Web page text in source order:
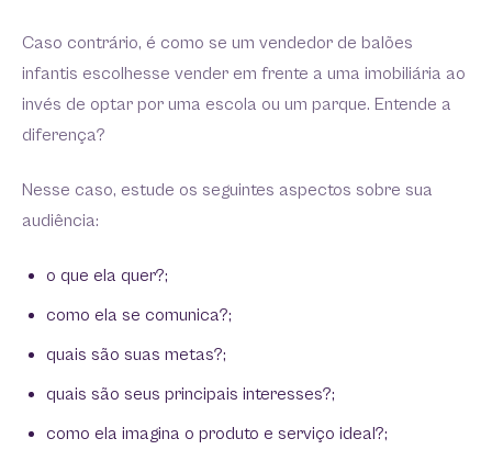
Caso contrário, é como se um vendedor de balões
infantis escolhesse vender em frente a uma imobiliária ao
invés de optar por uma escola ou um parque. Entende a
diferença?
Nesse caso, estude os seguintes aspectos sobre sua
audiência:
o que ela quer?;
como ela se comunica?;
quais são suas metas?;
quais são seus principais interesses?;
como ela imagina o produto e serviço ideal?;